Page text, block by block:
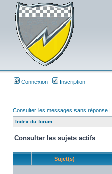
Connexion Inscription
Consulter les messages sans réponse |
Index du forum
Consulter les sujets actifs
Sujet(s)